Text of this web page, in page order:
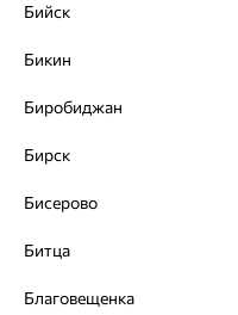
64%
Бийск
Бикин
Биробиджан
Бирск
Бисерово
Битца
Благовещенка